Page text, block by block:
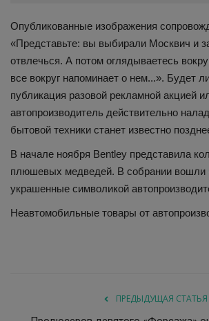
Опубликованные изображения
«Представьте: вы выбирали Москвич и
отвлечься. А потом оглядываетесь
все вокруг напоминает о нем...». Будет
публикация разовой рекламной акцией
автопроизводитель действительно
бытовой техники станет известно
В начале ноября Bentley представила
плюшевых медведей. В собрании вошли
украшенные символикой
Неавтомобильные товары от
ПРЕДЫДУЩАЯ СТАТЬЯ